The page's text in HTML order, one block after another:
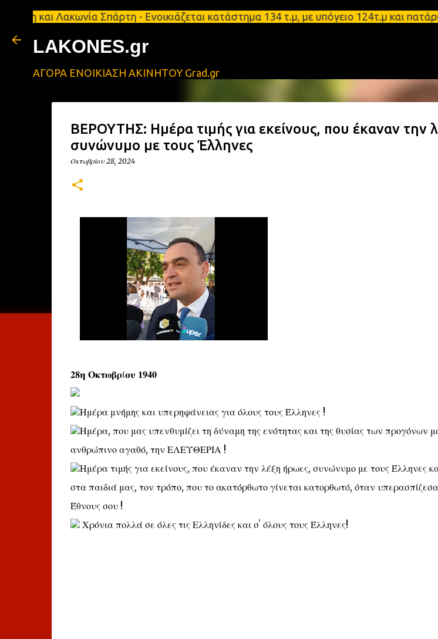
Μετάβαση στο κύριο
Λακωνία Σπάρτη - Ενοικιάζεται κατάστημα 134 τ.μ, με υπόγειο 124τ.μ και
LAKONES.gr
ΑΓΟΡΑ ΕΝΟΙΚΙΑΣΗ ΑΚΙΝΗΤΟΥ Grad.gr
ΒΕΡΟΥΤΗΣ: Ημέρα τιμής για εκείνους, που έκαναν την
συνώνυμο με τους Έλληνες
Οκτωβρίου 28, 2024
𝟐𝟖𝛈 𝚶𝛋𝛕𝛚𝛃𝛒ί𝛐𝛖 𝟏𝟗𝟒𝟎
Ημέρα μνήμης και υπερηφάνειας για όλους τους Έλληνες !
Ημέρα, που μας υπενθυμίζει τη δύναμη της ενότητας και της θυσίας των προγόνων
ανθρώπινο αγαθό, την ΕΛΕΥΘΕΡΙΑ !
Ημέρα τιμής για εκείνους, που έκαναν την λέξη ήρωες, συνώνυμο με τους Έλληνες
στα παιδιά μας, τον τρόπο, που το ακατόρθωτο γίνεται κατορθωτό, όταν
Έθνους σου !
Χρόνια πολλά σε όλες τις Ελληνίδες και σʼ όλους τους Έλληνες!